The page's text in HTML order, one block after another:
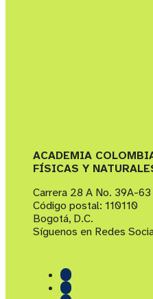
ACADEMIA
FÍSICAS Y
Carrera 28 A No. 39A-63
Código postal: 110110
Bogotá, D.C.
Síguenos en Redes